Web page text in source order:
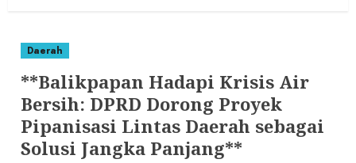
Daerah
**Balikpapan Hadapi Krisis Air
Bersih: DPRD Dorong Proyek
Pipanisasi Lintas Daerah sebagai
Solusi Jangka Panjang**